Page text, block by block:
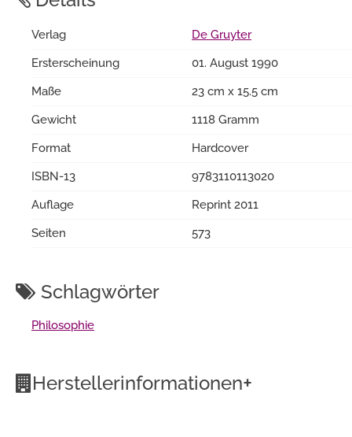
Verlag
De Gruyter
Ersterscheinung
01. August 1990
Maße
23 cm x 15.5 cm
Gewicht
1118 Gramm
Format
Hardcover
ISBN-13
9783110113020
Auflage
Reprint 2011
Seiten
573
Schlagwörter
Philosophie
Herstellerinformationen+